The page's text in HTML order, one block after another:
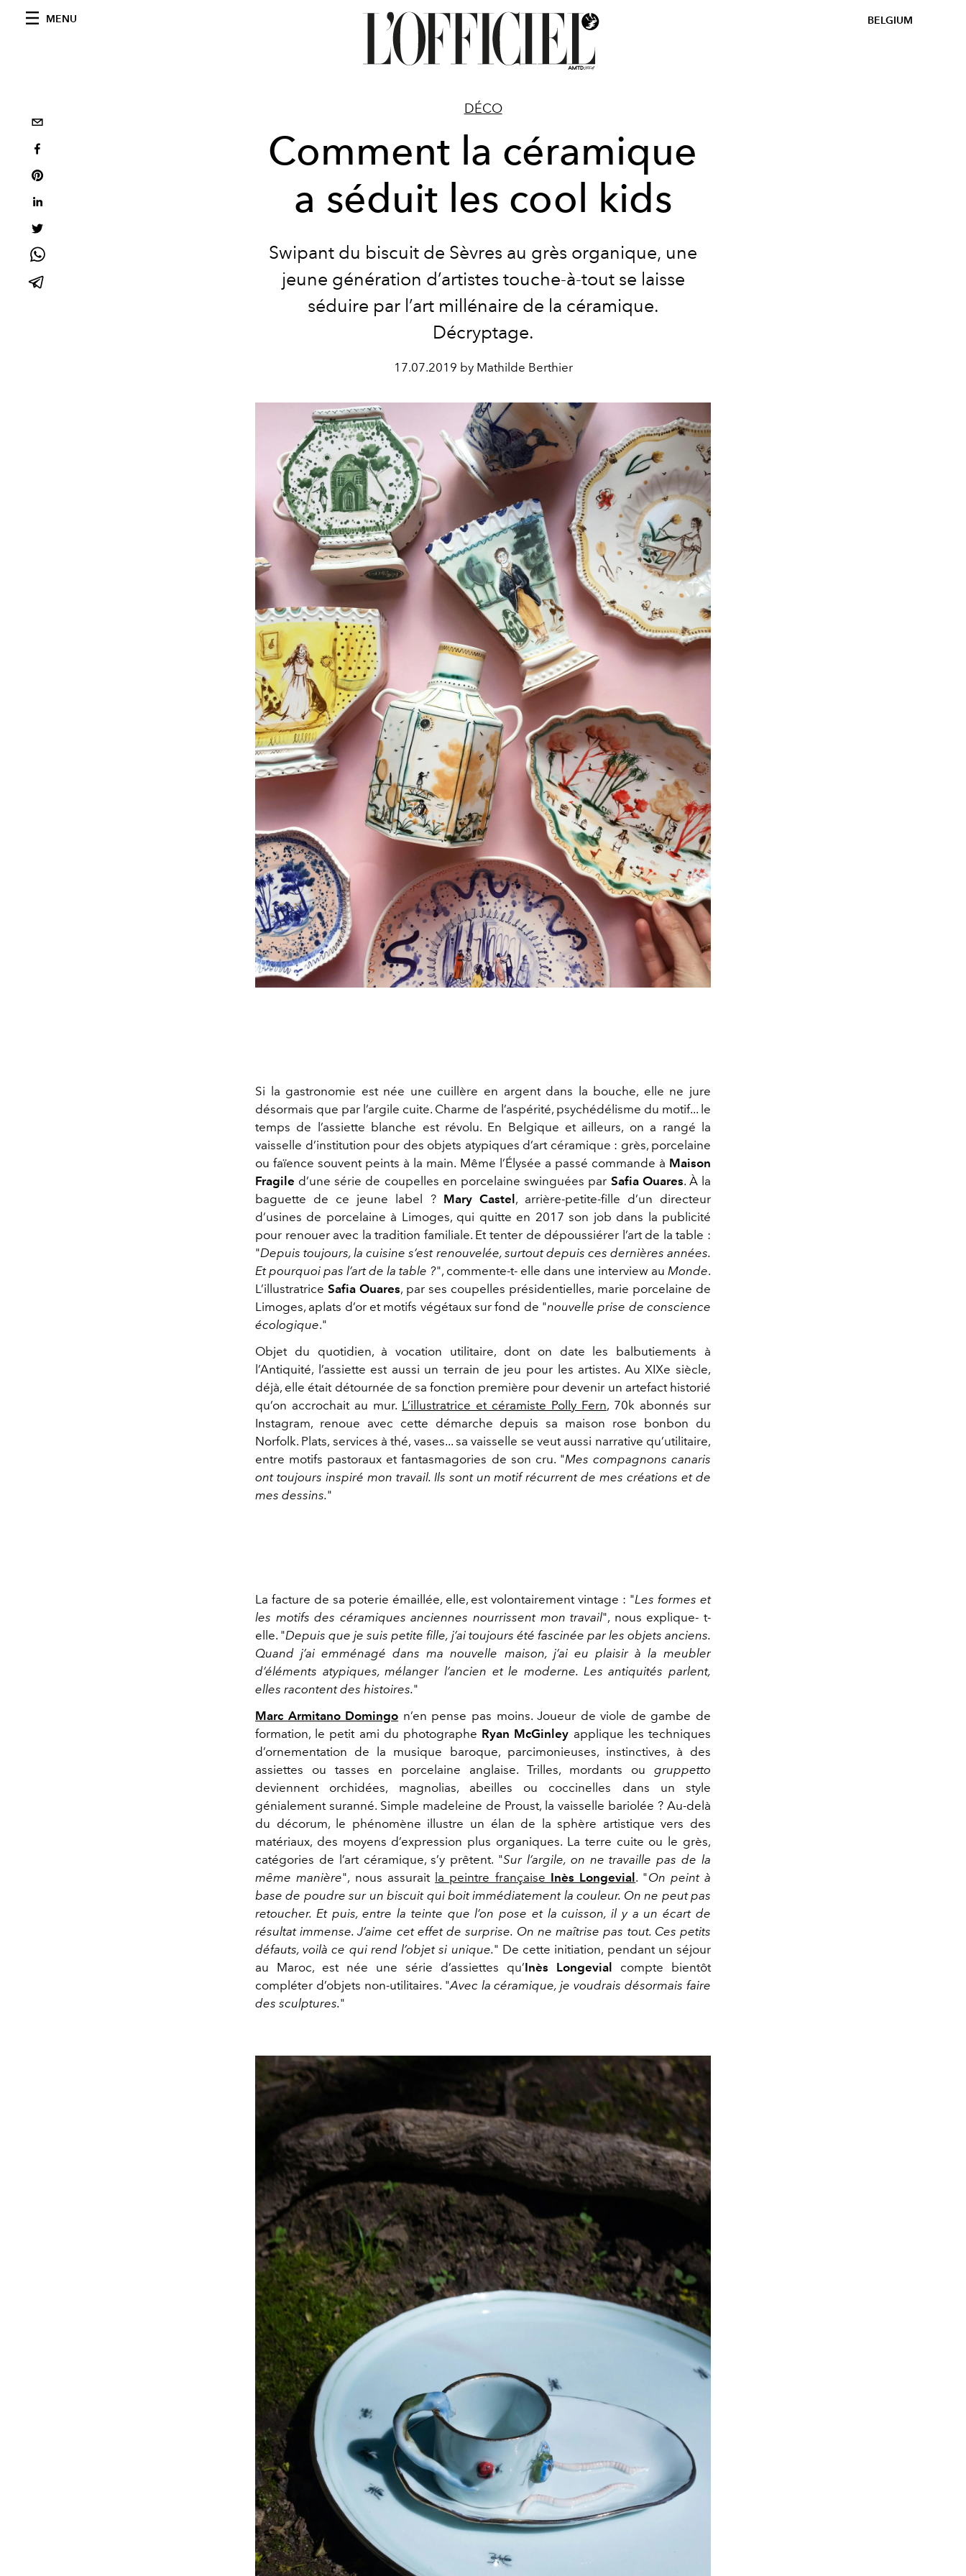
MENU BELGIUM
DÉCO
Comment la céramique
a séduit les cool kids
Swipant du biscuit de Sèvres au grès organique, une
jeune génération d’artistes touche-à-tout se laisse
séduire par l’art millénaire de la céramique.
Décryptage.
17.07.2019 by Mathilde Berthier
Si la gastronomie est née une cuillère en argent dans la bouche, elle ne jure
désormais que par l’argile cuite. Charme de l’aspérité, psychédélisme du motif... le
temps de l’assiette blanche est révolu. En Belgique et ailleurs, on a rangé la
vaisselle d’institution pour des objets atypiques d’art céramique : grès, porcelaine
ou faïence souvent peints à la main. Même l’Élysée a passé commande à Maison
Fragile d’une série de coupelles en porcelaine swinguées par Safia Ouares. À la
baguette de ce jeune label ? Mary Castel, arrière-petite-fille d’un directeur
d’usines de porcelaine à Limoges, qui quitte en 2017 son job dans la publicité
pour renouer avec la tradition familiale. Et tenter de dépoussiérer l’art de la table :
"Depuis toujours, la cuisine s’est renouvelée, surtout depuis ces dernières années.
Et pourquoi pas l’art de la table ?", commente-t- elle dans une interview au Monde.
L’illustratrice Safia Ouares, par ses coupelles présidentielles, marie porcelaine de
Limoges, aplats d’or et motifs végétaux sur fond de "nouvelle prise de conscience
écologique."
Objet du quotidien, à vocation utilitaire, dont on date les balbutiements à
l’Antiquité, l’assiette est aussi un terrain de jeu pour les artistes. Au XIXe siècle,
déjà, elle était détournée de sa fonction première pour devenir un artefact historié
qu’on accrochait au mur. L’illustratrice et céramiste Polly Fern, 70k abonnés sur
Instagram, renoue avec cette démarche depuis sa maison rose bonbon du
Norfolk. Plats, services à thé, vases... sa vaisselle se veut aussi narrative qu’utilitaire,
entre motifs pastoraux et fantasmagories de son cru. "Mes compagnons canaris
ont toujours inspiré mon travail. Ils sont un motif récurrent de mes créations et de
mes dessins."
La facture de sa poterie émaillée, elle, est volontairement vintage : "Les formes et
les motifs des céramiques anciennes nourrissent mon travail", nous explique- t-
elle. "Depuis que je suis petite fille, j’ai toujours été fascinée par les objets anciens.
Quand j’ai emménagé dans ma nouvelle maison, j’ai eu plaisir à la meubler
d’éléments atypiques, mélanger l’ancien et le moderne. Les antiquités parlent,
elles racontent des histoires."
Marc Armitano Domingo n’en pense pas moins. Joueur de viole de gambe de
formation, le petit ami du photographe Ryan McGinley applique les techniques
d’ornementation de la musique baroque, parcimonieuses, instinctives, à des
assiettes ou tasses en porcelaine anglaise. Trilles, mordants ou gruppetto
deviennent orchidées, magnolias, abeilles ou coccinelles dans un style
génialement suranné. Simple madeleine de Proust, la vaisselle bariolée ? Au-delà
du décorum, le phénomène illustre un élan de la sphère artistique vers des
matériaux, des moyens d’expression plus organiques. La terre cuite ou le grès,
catégories de l’art céramique, s’y prêtent. "Sur l’argile, on ne travaille pas de la
même manière", nous assurait la peintre française Inès Longevial. "On peint à
base de poudre sur un biscuit qui boit immédiatement la couleur. On ne peut pas
retoucher. Et puis, entre la teinte que l’on pose et la cuisson, il y a un écart de
résultat immense. J’aime cet effet de surprise. On ne maîtrise pas tout. Ces petits
défauts, voilà ce qui rend l’objet si unique." De cette initiation, pendant un séjour
au Maroc, est née une série d’assiettes qu’Inès Longevial compte bientôt
compléter d’objets non-utilitaires. "Avec la céramique, je voudrais désormais faire
des sculptures."